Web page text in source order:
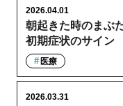
朝起きた時のまぶ
初期症状のサイン
2026.04.01
医療
2026.03.31